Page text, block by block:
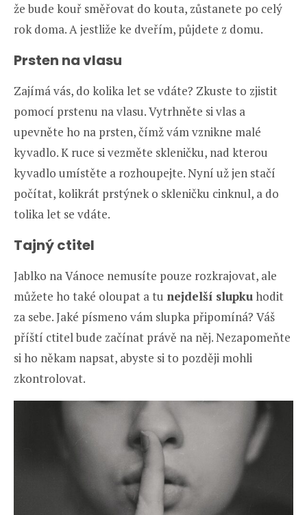
že bude kouř směřovat do kouta, zůstanete po celý
rok doma. A jestliže ke dveřím, půjdete z domu.
Prsten na vlasu
Zajímá vás, do kolika let se vdáte? Zkuste to zjistit
pomocí prstenu na vlasu. Vytrhněte si vlas a
upevněte ho na prsten, čímž vám vznikne malé
kyvadlo. K ruce si vezměte skleničku, nad kterou
kyvadlo umístěte a rozhoupejte. Nyní už jen stačí
počítat, kolikrát prstýnek o skleničku cinknul, a do
tolika let se vdáte.
Tajný ctitel
Jablko na Vánoce nemusíte pouze rozkrajovat, ale
můžete ho také oloupat a tu nejdelší slupku hodit
za sebe. Jaké písmeno vám slupka připomíná? Váš
příští ctitel bude začínat právě na něj. Nezapomeňte
si ho někam napsat, abyste si to později mohli
zkontrolovat.